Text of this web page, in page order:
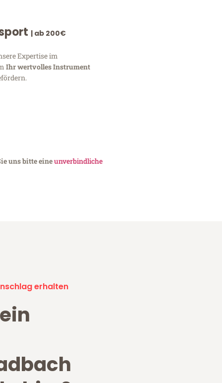
| ab 200€
Expertise im
Ihr wertvolles Instrument
uns bitte eineunverbindliche
erhalten